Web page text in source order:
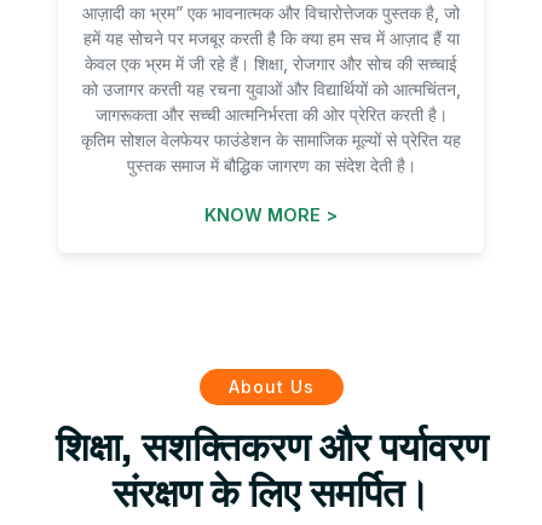
आज़ादी का भ्रम” एक भावनात्मक और विचारोत्तेजक पुस्तक है, जो
हमें यह सोचने पर मजबूर करती है कि क्या हम सच में आज़ाद हैं या
केवल एक भ्रम में जी रहे हैं। शिक्षा, रोजगार और सोच की सच्चाई
को उजागर करती यह रचना युवाओं और विद्यार्थियों को आत्मचिंतन,
जागरूकता और सच्ची आत्मनिर्भरता की ओर प्रेरित करती है।
कृतिम सोशल वेलफेयर फाउंडेशन के सामाजिक मूल्यों से प्रेरित यह
पुस्तक समाज में बौद्धिक जागरण का संदेश देती है।
KNOW MORE >
About Us
शिक्षा, सशक्तिकरण और पर्यावरण
संरक्षण के लिए समर्पित।